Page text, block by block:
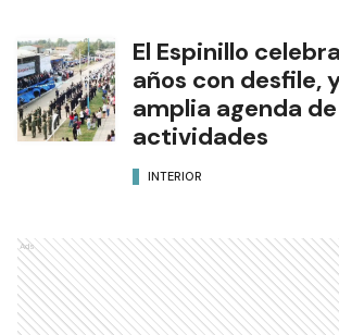
El Espinillo
años con desfile,
amplia agenda de
actividades
INTERIOR
Ads